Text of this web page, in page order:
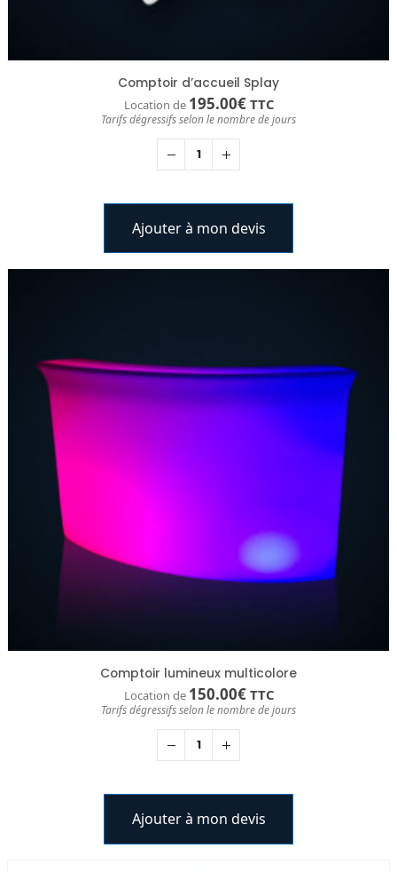
Comptoir d’accueil Splay
Location de 195.00€ TTC
Tarifs dégressifs selon le nombre de jours
Ajouter à mon devis
Comptoir lumineux multicolore
Location de 150.00€ TTC
Tarifs dégressifs selon le nombre de jours
Ajouter à mon devis